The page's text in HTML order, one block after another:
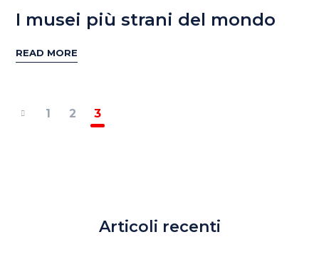
I musei più strani del mondo
READ MORE
1 2 3
Articoli recenti